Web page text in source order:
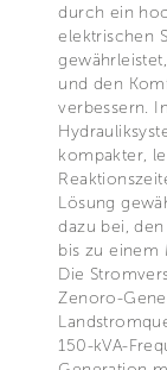
durch ein
elektrischen
und den
verbessern.
kompakter,
Lösung
dazu bei,
bis zu einem
Die
Zenoro-
150-kVA-